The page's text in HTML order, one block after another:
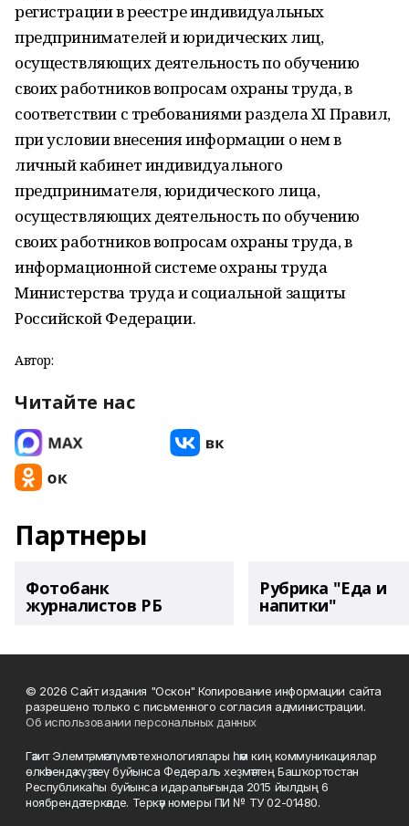
регистрации в реестре индивидуальных
предпринимателей и юридических лиц,
осуществляющих деятельность по обучению
своих работников вопросам охраны труда, в
соответствии с требованиями раздела XI Правил,
при условии внесения информации о нем в
личный кабинет индивидуального
предпринимателя, юридического лица,
осуществляющих деятельность по обучению
своих работников вопросам охраны труда, в
информационной системе охраны труда
Министерства труда и социальной защиты
Российской Федерации.
Автор:
Читайте нас
Партнеры
Фотобанк
журналистов РБ
Рубрика "Еда и
напитки"
© 2026 Сайт издания "Оскон" Копирование информации сайта
разрешено только с письменного согласия администрации.
Об использовании персональных данных
Гәзит Элемтә, мәғлүмәт технологиялары һәм киң коммуникациялар
өлкәһендә күҙәтеү буйынса Федераль хеҙмәттең Башҡортостан
Республикаһы буйынса идаралығында 2015 йылдың 6
ноябрендә теркәлде. Теркәү номеры ПИ № ТУ 02-01480.